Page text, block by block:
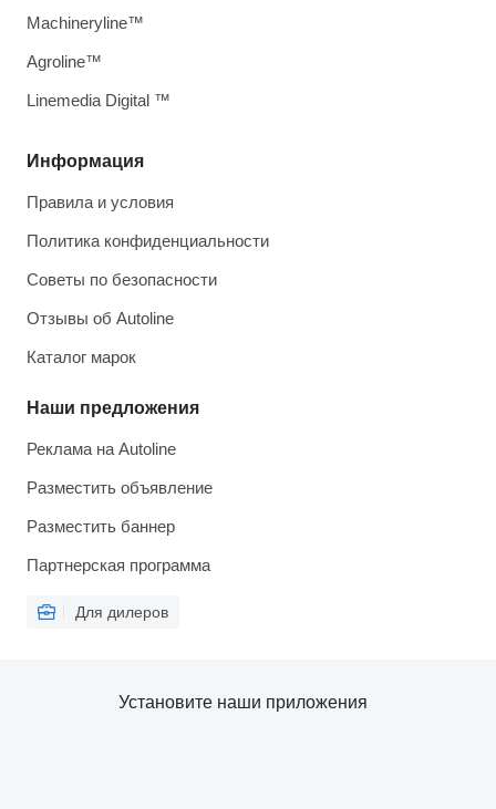
Информация
Правила и условия
Политика конфиденциальности
Советы по безопасности
Отзывы об Autoline
Каталог марок
Наши предложения
Реклама на Autoline
Разместить объявление
Разместить баннер
Партнерская программа
Для дилеров
Machineryline™
Agroline™
Linemedia Digital ™
Установите наши приложения